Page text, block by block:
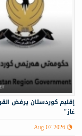
إقليم كوردستان يرفض
غاز"
Aug 07 2026